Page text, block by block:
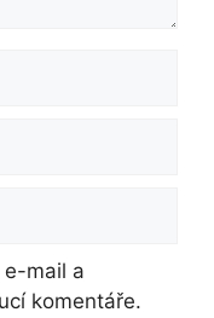
mail a
komentáře.